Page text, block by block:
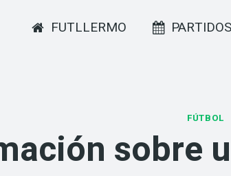
FUTLLERMO PARTIDOS
FÚTBOL
sobre